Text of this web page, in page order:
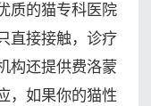
质的猫专科医院
直接接触，诊疗
构还提供费洛蒙
，如果你的猫性